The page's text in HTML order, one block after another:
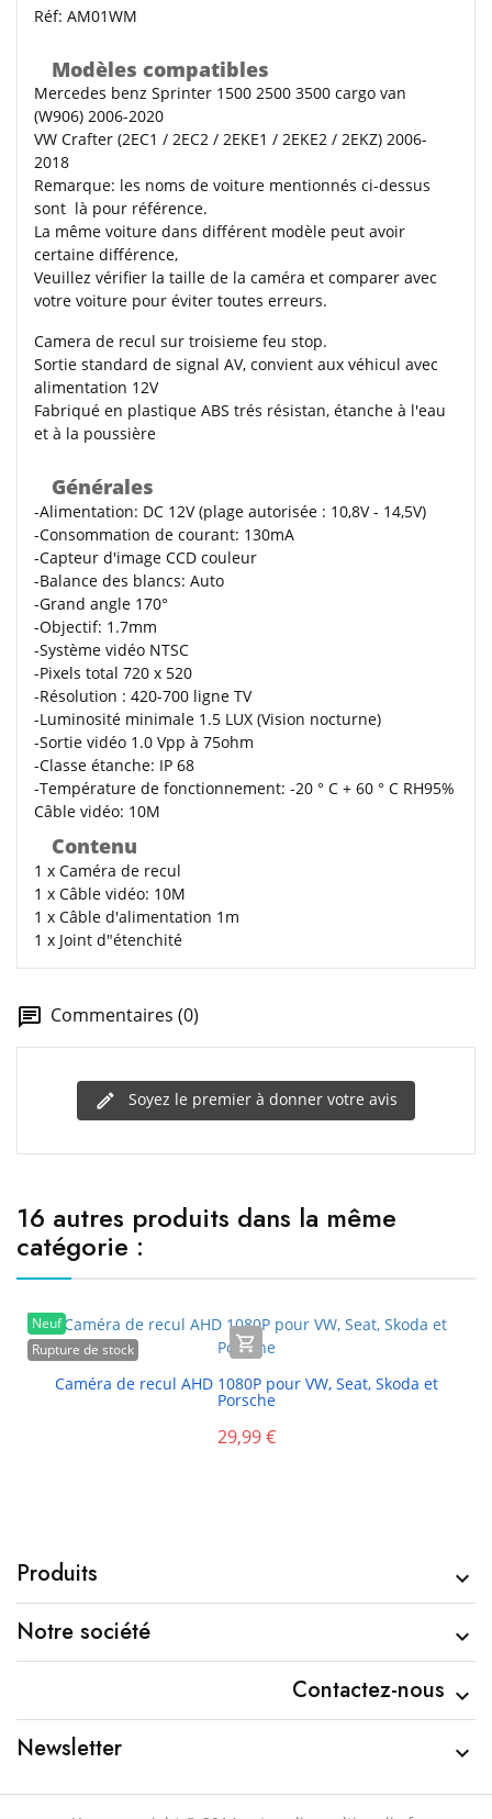
Réf: AM01WM
Modèles compatibles
Mercedes benz Sprinter 1500 2500 3500 cargo van
(W906) 2006-2020
VW Crafter (2EC1 / 2EC2 / 2EKE1 / 2EKE2 / 2EKZ) 2006-
2018
Remarque: les noms de voiture mentionnés ci-dessus
sont là pour référence.
La même voiture dans différent modèle peut avoir
certaine différence,
Veuillez vérifier la taille de la caméra et comparer avec
votre voiture pour éviter toutes erreurs.
Camera de recul sur troisieme feu stop.
Sortie standard de signal AV, convient aux véhicul avec
alimentation 12V
Fabriqué en plastique ABS trés résistan, étanche à l'eau
et à la poussière
Générales
-Alimentation: DC 12V (plage autorisée : 10,8V - 14,5V)
-Consommation de courant: 130mA
-Capteur d'image CCD couleur
-Balance des blancs: Auto
-Grand angle 170°
-Objectif: 1.7mm
-Système vidéo NTSC
-Pixels total 720 x 520
-Résolution : 420-700 ligne TV
-Luminosité minimale 1.5 LUX (Vision nocturne)
-Sortie vidéo 1.0 Vpp à 75ohm
-Classe étanche: IP 68
-Température de fonctionnement: -20 ° C + 60 ° C RH95%
Câble vidéo: 10M
Contenu
1 x Caméra de recul
1 x Câble vidéo: 10M
1 x Câble d'alimentation 1m
1 x Joint d"étenchité
Commentaires (0)
Soyez le premier à donner votre avis
16 autres produits dans la même
catégorie :
Neuf
Rupture de stock

Caméra de recul AHD 1080P pour VW, Seat, Skoda et
Porsche
29,99 €
Produits 
Notre société 
Contactez-nous 
Newsletter 